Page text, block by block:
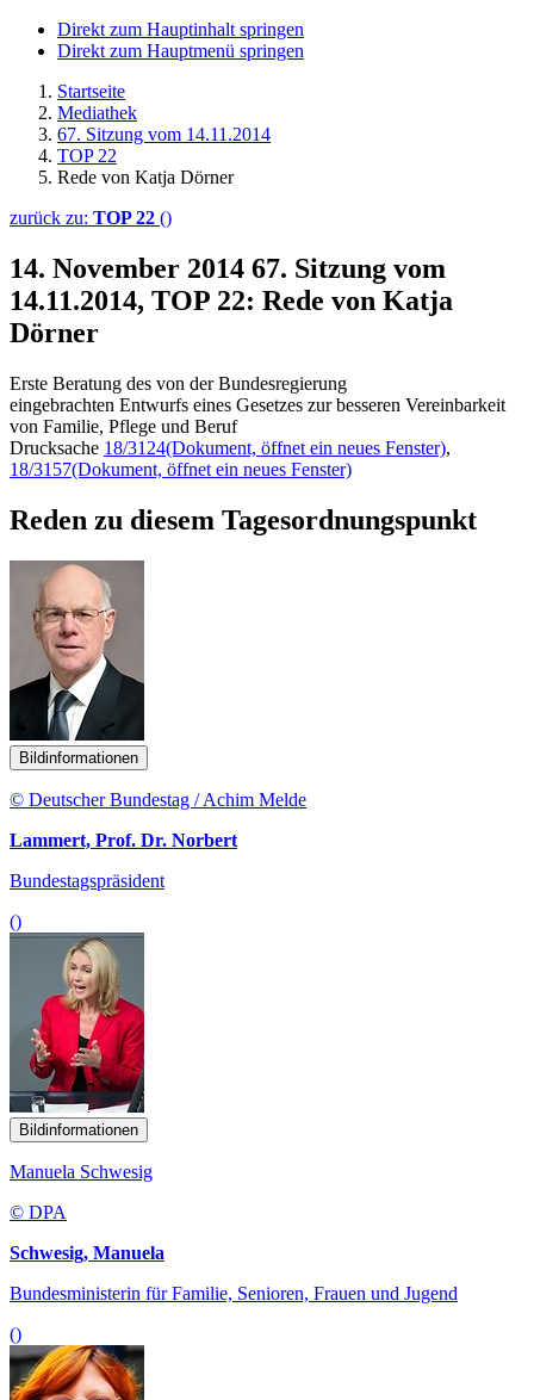
Direkt zum Hauptinhalt springen
Direkt zum Hauptmenü springen
Startseite
Mediathek
67. Sitzung vom 14.11.2014
TOP 22
Rede von Katja Dörner
zurück zu: TOP 22 ()
14. November 2014 67. Sitzung vom
14.11.2014, TOP 22: Rede von Katja
Dörner
Erste Beratung des von der Bundesregierung
eingebrachten Entwurfs eines Gesetzes zur besseren Vereinbarkeit
von Familie, Pflege und Beruf
Drucksache 18/3124(Dokument, öffnet ein neues Fenster),
18/3157(Dokument, öffnet ein neues Fenster)
Reden zu diesem Tagesordnungspunkt
Bildinformationen
© Deutscher Bundestag / Achim Melde
Lammert, Prof. Dr. Norbert
Bundestagspräsident
()
Bildinformationen
Manuela Schwesig
© DPA
Schwesig, Manuela
Bundesministerin für Familie, Senioren, Frauen und Jugend
()